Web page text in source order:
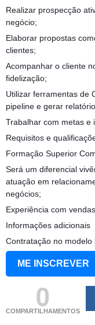
Realizar prospecção
negócio;
Elaborar propostas
clientes;
Acompanhar o cliente
fidelização;
Utilizar ferramentas de
pipeline e gerar
Trabalhar com metas e
Requisitos e
Formação Superior
Será um diferencial
atuação em
negócios;
Experiência com vendas.
Informações adicionais
Contratação no modelo
ME INSCREVER
0
COMPARTILHAMENTOS